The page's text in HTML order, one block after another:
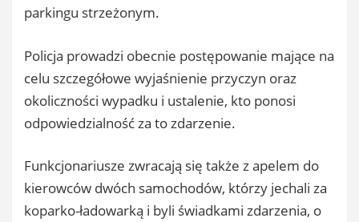
parkingu strzeżonym.
Policja prowadzi obecnie postępowanie mające na
celu szczegółowe wyjaśnienie przyczyn oraz
okoliczności wypadku i ustalenie, kto ponosi
odpowiedzialność za to zdarzenie.
Funkcjonariusze zwracają się także z apelem do
kierowców dwóch samochodów, którzy jechali za
koparko-ładowarką i byli świadkami zdarzenia, o